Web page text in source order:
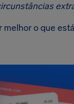
melhor o que